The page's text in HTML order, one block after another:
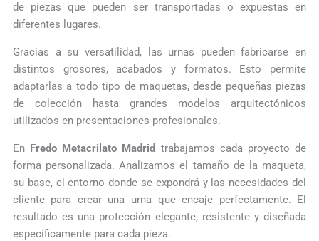
de piezas que pueden ser transportadas o expuestas en
diferentes lugares.
Gracias a su versatilidad, las urnas pueden fabricarse en
distintos grosores, acabados y formatos. Esto permite
adaptarlas a todo tipo de maquetas, desde pequeñas piezas
de colección hasta grandes modelos arquitectónicos
utilizados en presentaciones profesionales.
En Fredo Metacrilato Madrid trabajamos cada proyecto de
forma personalizada. Analizamos el tamaño de la maqueta,
su base, el entorno donde se expondrá y las necesidades del
cliente para crear una urna que encaje perfectamente. El
resultado es una protección elegante, resistente y diseñada
específicamente para cada pieza.